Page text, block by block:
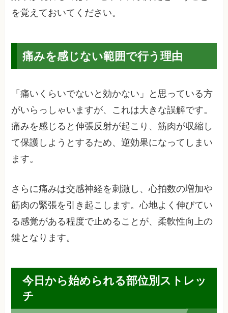
を覚えておいてください。
痛みを感じない範囲で行う理由
「痛いくらいでないと効かない」と思っている方
がいらっしゃいますが、これは大きな誤解です。
痛みを感じると伸張反射が起こり、筋肉が収縮し
て保護しようとするため、逆効果になってしまい
ます。
さらに痛みは交感神経を刺激し、心拍数の増加や
筋肉の緊張を引き起こします。心地よく伸びてい
る感覚がある程度で止めることが、柔軟性向上の
鍵となります。
今日から始められる部位別ストレッ
チ